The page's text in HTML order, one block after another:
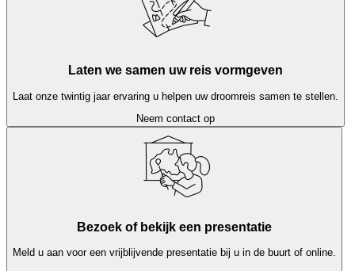
Laten we samen uw reis vormgeven
Laat onze twintig jaar ervaring u helpen uw droomreis samen te stellen.
Neem contact op
Bezoek of bekijk een presentatie
Meld u aan voor een vrijblijvende presentatie bij u in de buurt of online.